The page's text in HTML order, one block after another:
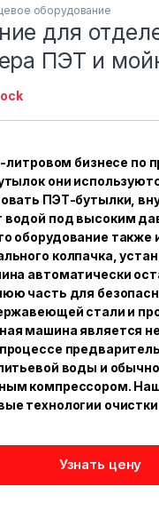
оборудование
для
ПЭТ и
литровом бизнесе по
они
ПЭТ-бутылки,
под высоким
оборудование также
колпачка,
автоматически
часть для
стали и
машина является
воды и
компрессором.
технологии
Узнать цену